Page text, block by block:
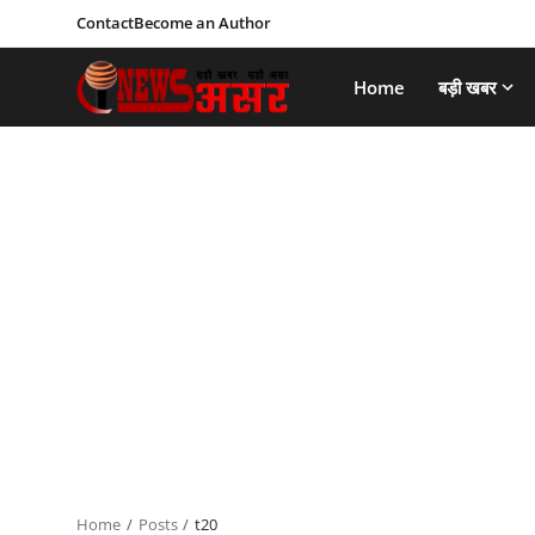
ContactBecome an Author
Home बड़ी खबर
Home Posts t20